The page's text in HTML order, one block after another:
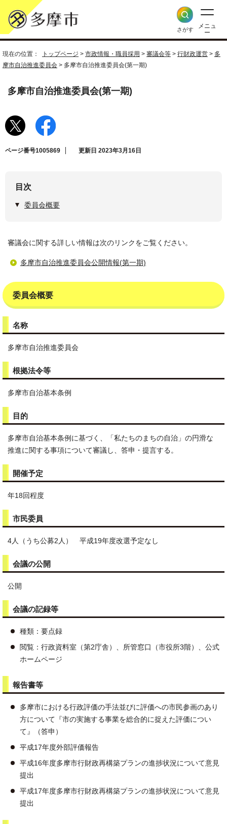
さがす
メニュ
ー
現在の位置： トップページ > 市政情報・職員採用 > 審議会等 > 行財政運営 > 多
摩市自治推進委員会 > 多摩市自治推進委員会(第一期)
多摩市自治推進委員会(第一期)
ページ番号1005869 更新日 2023年3月16日
目次
委員会概要
審議会に関する詳しい情報は次のリンクをご覧ください。
多摩市自治推進委員会公開情報(第一期)
委員会概要
名称
多摩市自治推進委員会
根拠法令等
多摩市自治基本条例
目的
多摩市自治基本条例に基づく、「私たちのまちの自治」の円滑な
推進に関する事項について審議し、答申・提言する。
開催予定
年18回程度
市民委員
4人（うち公募2人） 平成19年度改選予定なし
会議の公開
公開
会議の記録等
種類：要点録
閲覧：行政資料室（第2庁舎）、所管窓口（市役所3階）、公式
ホームページ
報告書等
多摩市における行政評価の手法並びに評価への市民参画のあり
方について『市の実施する事業を総合的に捉えた評価につい
て』（答申）
平成17年度外部評価報告
平成16年度多摩市行財政再構築プランの進捗状況について意見
提出
平成17年度多摩市行財政再構築プランの進捗状況について意見
提出